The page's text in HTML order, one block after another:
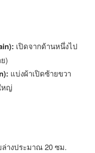
เปิดจากด้านหนึ่งไป
)
): แบ่งผ้าเปิดซ้ายขวา
หญ่
ล่างประมาณ 20 ซม.